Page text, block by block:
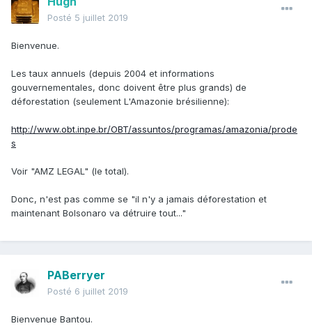
Posté 5 juillet 2019
Bienvenue.
Les taux annuels (depuis 2004 et informations
gouvernementales, donc doivent être plus grands) de
déforestation (seulement L'Amazonie brésilienne):
http://www.obt.inpe.br/OBT/assuntos/programas/amazonia/prode
s
Voir "AMZ LEGAL" (le total).
Donc, n'est pas comme se "il n'y a jamais déforestation et
maintenant Bolsonaro va détruire tout..."
PABerryer
Posté 6 juillet 2019
Bienvenue Bantou.